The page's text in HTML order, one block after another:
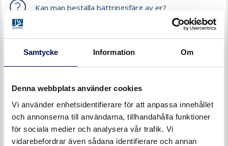
Samtycke Information Om
Denna webbplats använder cookies
Vi använder enhetsidentifierare för att anpassa innehållet
och annonserna till användarna, tillhandahålla funktioner
för sociala medier och analysera vår trafik. Vi
vidarebefordrar även sådana identifierare och annan
Kan man beställa bättringsfärg av er?
Kan man byta glas i era dörrar?
vad kan man göra åt detta?
Varför blir det frost eller fukt på insidan av
ytterdörren?